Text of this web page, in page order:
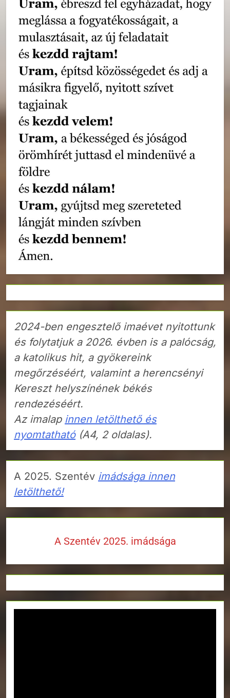
2024-ben engesztelő imaévet nyitottunk
és folytatjuk a 2026. évben is a palócság,
a katolikus hit, a gyökereink
megőrzéséért, valamint a herencsényi
Kereszt helyszínének békés
rendezéséért.
Az imalap innen letölthető és
nyomtatható(A4, 2 oldalas).
A 2025. Szentév imádsága innen
letölthető!
A Szentév 2025. imádsága